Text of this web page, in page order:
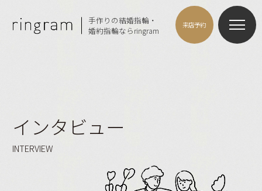
手作りの結婚指輪・
婚約指輪ならringram
来店予約
インタビュー
INTERVIEW